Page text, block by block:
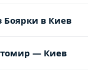
Боярки в Киев
— Киев